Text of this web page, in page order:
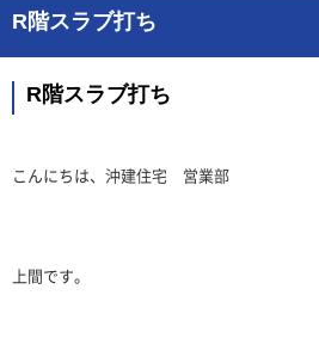
R階スラブ打ち
R階スラブ打ち
こんにちは、沖建住宅 営業部
上間です。